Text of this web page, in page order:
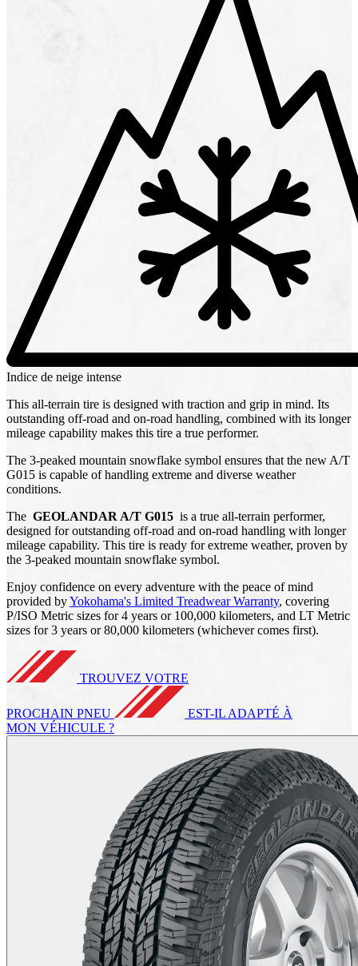
Indice de neige intense
This all-terrain tire is designed with traction and grip in mind. Its
outstanding off-road and on-road handling, combined with its longer
mileage capability makes this tire a true performer.
The 3-peaked mountain snowflake symbol ensures that the new A/T
G015 is capable of handling extreme and diverse weather
conditions.
The GEOLANDAR A/T G015 is a true all-terrain performer,
designed for outstanding off-road and on-road handling with longer
mileage capability. This tire is ready for extreme weather, proven by
the 3-peaked mountain snowflake symbol.
Enjoy confidence on every adventure with the peace of mind
provided byYokohama's Limited Treadwear Warranty, covering
P/ISO Metric sizes for 4 years or 100,000 kilometers, and LT Metric
sizes for 3 years or 80,000 kilometers (whichever comes first).
TROUVEZ VOTRE
PROCHAIN PNEU
EST-IL ADAPTÉ À
MON VÉHICULE ?